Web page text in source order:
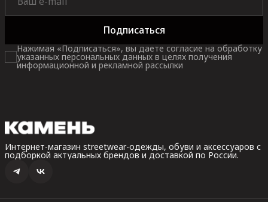
Подписаться
Нажимая «Подписаться», вы даете согласие на обработку
указанных персональных данных в целях получения
информационной и рекламной рассылки
Интернет-магазин streetwear-одежды, обуви и аксессуаров с
подборкой актуальных брендов и доставкой по России.